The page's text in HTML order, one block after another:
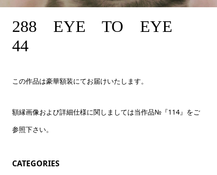
288 EYE TO EYE 44 A4サイズ
288 EYE TO EYE
44
この作品は豪華額装にてお届けいたします。
額縁画像および詳細仕様に関しましては当作品№『114』をご
参照下さい。
CATEGORIES